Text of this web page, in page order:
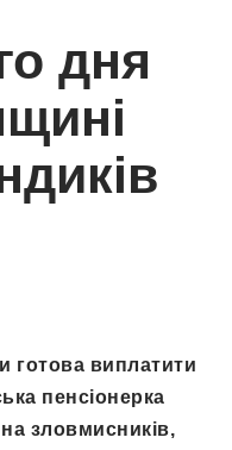
дня
готова виплатити
пенсіонерка
зловмисників,